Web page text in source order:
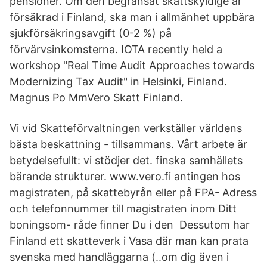
försäkrad i Finland, ska man i allmänhet uppbära
sjukförsäkringsavgift (0-2 %) på
förvärvsinkomsterna. IOTA recently held a
workshop "Real Time Audit Approaches towards
Modernizing Tax Audit" in Helsinki, Finland.
Magnus Po MmVero Skatt Finland.
Vi vid Skatteförvaltningen verkställer världens
bästa beskattning - tillsammans. Vårt arbete är
betydelsefullt: vi stödjer det. finska samhällets
bärande strukturer. www.vero.fi antingen hos
magistraten, på skattebyrån eller på FPA- Adress
och telefonnummer till magistraten inom Ditt
boningsom- råde finner Du i den Dessutom har
Finland ett skatteverk i Vasa där man kan prata
svenska med handläggarna (..om dig även i